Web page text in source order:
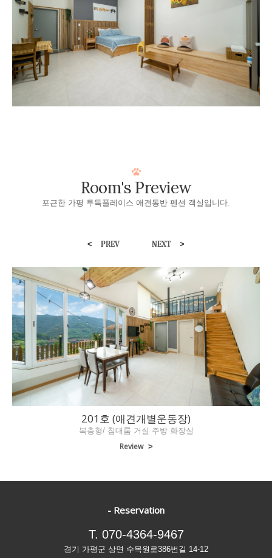
Room's Preview
포근한 가평 투독플레이스 애견동반 펜션 객실입니다.
< PREV NEXT >
201호 (애견개별운동장)
복층형/ 침대룸 거실 주방 화장실
Review >
- Reservation
T. 070-4364-9467
경기 가평군 상면 수목원로386번길 14-12